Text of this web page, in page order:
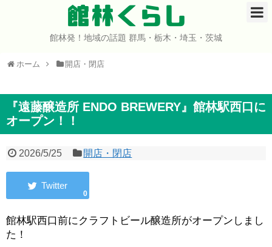
館林くらし
館林発！地域の話題 群馬・栃木・埼玉・茨城
ホーム 開店・閉店
『遠藤醸造所 ENDO BREWERY』館林駅西口に
オープン！！
2026/5/25 開店・閉店
0
館林駅西口前にクラフトビール醸造所がオープンしまし
た！
ホーム
イベント
グルメ
コミュニティ